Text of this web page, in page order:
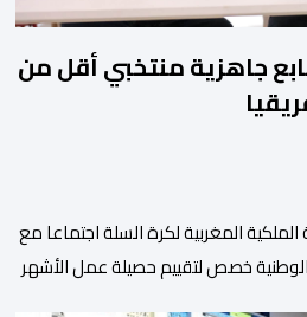
جاهزية منتخبي أقل من
المغربية لكرة السلة اجتماعا مع
الوطنية خصص لتقييم حصيلة عمل الأشهر